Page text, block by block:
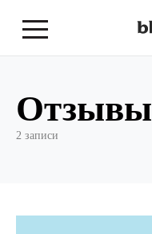
Отзывы
2 записи